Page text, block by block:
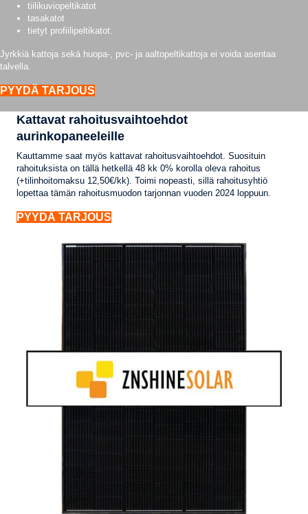
tiilikuviopeltikatot
tasakatot
tietyt profiilipeltikatot.
Jyrkkiä kattoja sekä huopa-, pvc- ja aaltopeltikattoja ei voida asentaa
talvella.
PYYDÄ TARJOUS
Kattavat rahoitusvaihtoehdot
aurinkopaneeleille
Kauttamme saat myös kattavat rahoitusvaihtoehdot. Suosituin
rahoituksista on tällä hetkellä 48 kk 0% korolla oleva rahoitus
(+tilinhoitomaksu 12,50€/kk). Toimi nopeasti, sillä rahoitusyhtiö
lopettaa tämän rahoitusmuodon tarjonnan vuoden 2024 loppuun.
PYYDÄ TARJOUS